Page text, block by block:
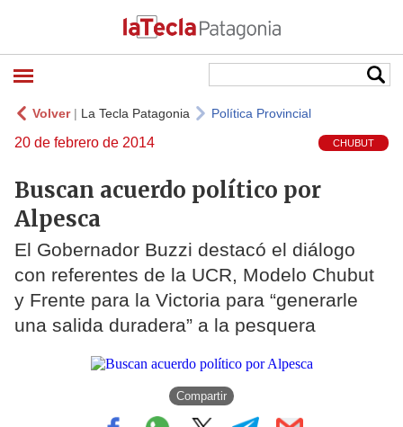
Volver| La Tecla Patagonia Política Provincial
20 de febrero de 2014 CHUBUT
Buscan acuerdo político por
Alpesca
El Gobernador Buzzi destacó el diálogo
con referentes de la UCR, Modelo Chubut
y Frente para la Victoria para “generarle
una salida duradera” a la pesquera
Compartir